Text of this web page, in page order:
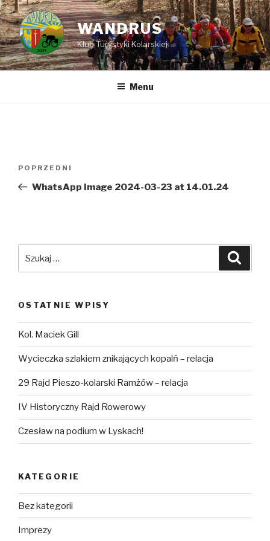
Przejdź
do
treści
WANDRUS
Klub Turystyki Kolarskiej
Menu
Poprzedni
wpis
POPRZEDNI
WhatsApp Image 2024-03-23 at 14.01.24
OSTATNIE WPISY
Kol. Maciek Gill
Wycieczka szlakiem znikających kopalń – relacja
29 Rajd Pieszo-kolarski Ramżów – relacja
IV Historyczny Rajd Rowerowy
Czesław na podium w Lyskach!
KATEGORIE
Bez kategorii
Imprezy